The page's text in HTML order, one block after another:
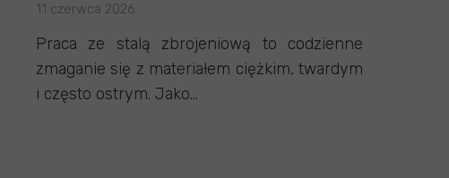
11 czerwca 2026
Praca ze stalą zbrojeniową to codzienne
zmaganie się z materiałem ciężkim, twardym
i często ostrym. Jako...